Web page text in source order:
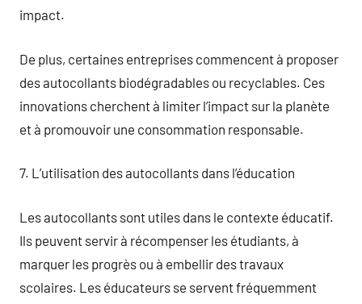
impact.
De plus, certaines entreprises commencent à proposer
des autocollants biodégradables ou recyclables. Ces
innovations cherchent à limiter l’impact sur la planète
et à promouvoir une consommation responsable.
7. L’utilisation des autocollants dans l’éducation
Les autocollants sont utiles dans le contexte éducatif.
Ils peuvent servir à récompenser les étudiants, à
marquer les progrès ou à embellir des travaux
scolaires. Les éducateurs se servent fréquemment